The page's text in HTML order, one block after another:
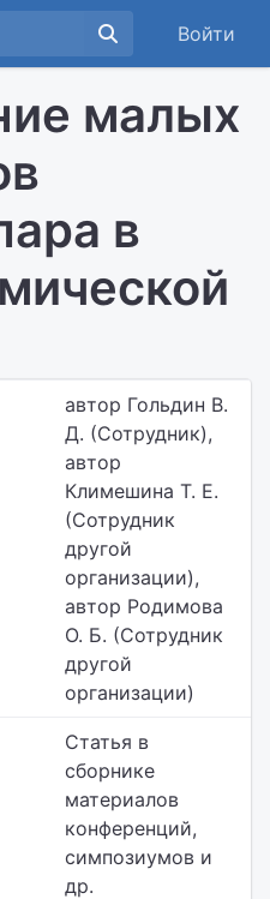
Войти
малых
в
автор Гольдин В.
Д. (Сотрудник),
автор
Климешина Т. Е.
(Сотрудник
другой
организации),
автор Родимова
О. Б. (Сотрудник
другой
организации)
Статья в
сборнике
материалов
конференций,
симпозиумов и
др.